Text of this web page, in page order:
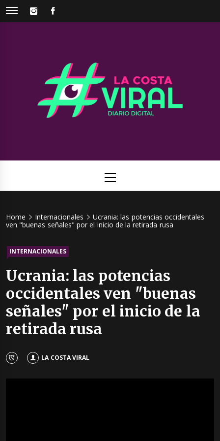
Skip
INSTAGRAM
Viral
Menu
Home Internacionales
Ucrania: las potencias occidentales
ven "buenas señales" por el inicio de la retirada rusa
INTERNACIONALES
Ucrania: las potencias
occidentales ven "buenas
señales" por el inicio de la
retirada rusa
LA COSTA VIRAL